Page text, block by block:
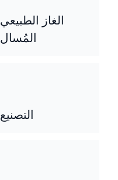
الغاز الطبيعي
المُسال
التصنيع